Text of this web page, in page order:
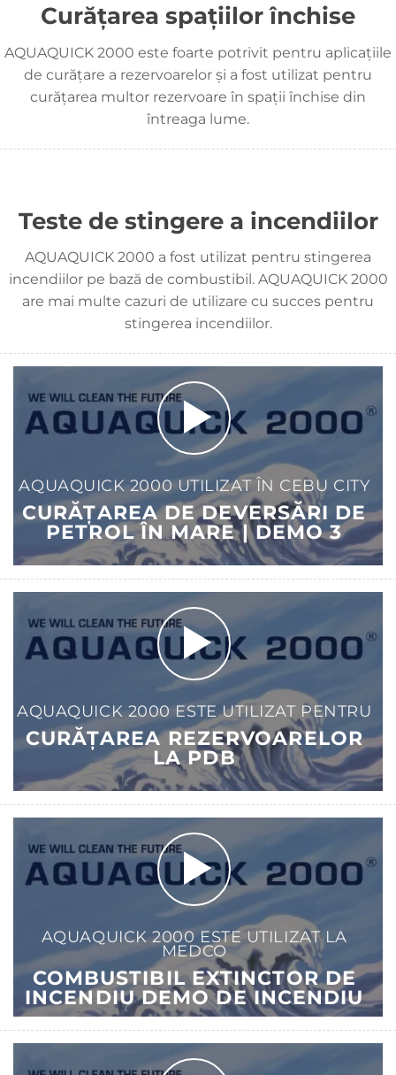
Curățarea spațiilor închise
AQUAQUICK 2000 este foarte potrivit pentru aplicațiile
de curățare a rezervoarelor și a fost utilizat pentru
curățarea multor rezervoare în spații închise din
întreaga lume.
Teste de stingere a incendiilor
AQUAQUICK 2000 a fost utilizat pentru stingerea
incendiilor pe bază de combustibil. AQUAQUICK 2000
are mai multe cazuri de utilizare cu succes pentru
stingerea incendiilor.
AQUAQUICK 2000 UTILIZAT ÎN CEBU CITY
CURĂȚAREA DE DEVERSĂRI DE
PETROL ÎN MARE | DEMO 3
AQUAQUICK 2000 ESTE UTILIZAT PENTRU
CURĂȚAREA REZERVOARELOR
LA PDB
AQUAQUICK 2000 ESTE UTILIZAT LA
MEDCO
COMBUSTIBIL EXTINCTOR DE
INCENDIU DEMO DE INCENDIU